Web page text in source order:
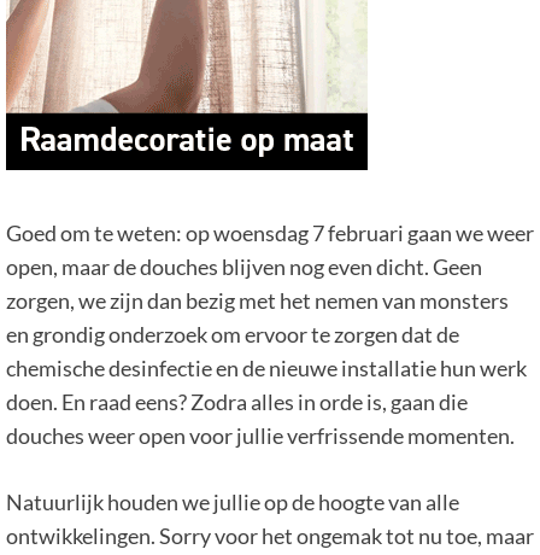
Goed om te weten: op woensdag 7 februari gaan we weer
open, maar de douches blijven nog even dicht. Geen
zorgen, we zijn dan bezig met het nemen van monsters
en grondig onderzoek om ervoor te zorgen dat de
chemische desinfectie en de nieuwe installatie hun werk
doen. En raad eens? Zodra alles in orde is, gaan die
douches weer open voor jullie verfrissende momenten.
Natuurlijk houden we jullie op de hoogte van alle
ontwikkelingen. Sorry voor het ongemak tot nu toe, maar